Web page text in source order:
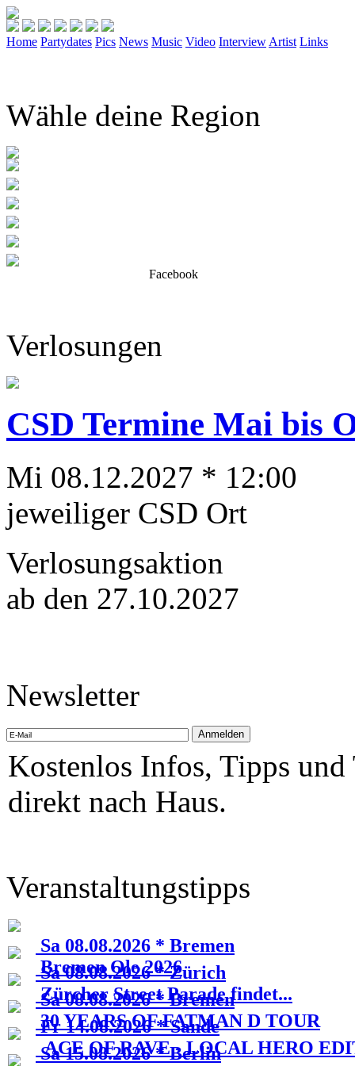
Home Partydates Pics News Music Video Interview Artist Links
Wähle deine Region
Facebook
Verlosungen
CSD Termine Mai bis
Mi 08.12.2027 * 12:00
jeweiliger CSD Ort
Verlosungsaktion
ab den 27.10.2027
Newsletter
Kostenlos Infos, Tipps
direkt nach Haus.
Veranstaltungstipps
Sa 08.08.2026 * Bremen
Bremen Ole 2026
Sa 08.08.2026 * Zürich
Zürcher Street Parade findet...
Sa 08.08.2026 * Bremen
30 YEARS OF FATMAN D TOUR
Fr 14.08.2026 * Sande
ACE OF RAVE - LOCAL HERO
Sa 15.08.2026 * Berlin